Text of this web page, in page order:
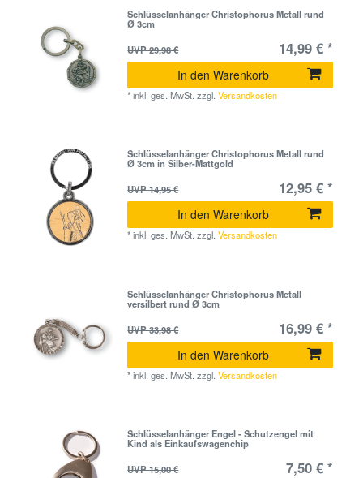
Schlüsselanhänger Christophorus Metall rund
Ø 3cm
UVP 29,98 €
14,99 € *
In den Warenkorb
*inkl. ges. MwSt. zzgl.Versandkosten
Schlüsselanhänger Christophorus Metall rund
Ø 3cm in Silber-Mattgold
UVP 14,95 €
12,95 € *
In den Warenkorb
*inkl. ges. MwSt. zzgl.Versandkosten
Schlüsselanhänger Christophorus Metall
versilbert rund Ø 3cm
UVP 33,98 €
16,99 € *
In den Warenkorb
*inkl. ges. MwSt. zzgl.Versandkosten
Schlüsselanhänger Engel - Schutzengel mit
Kind als Einkaufswagenchip
UVP 15,00 €
7,50 € *